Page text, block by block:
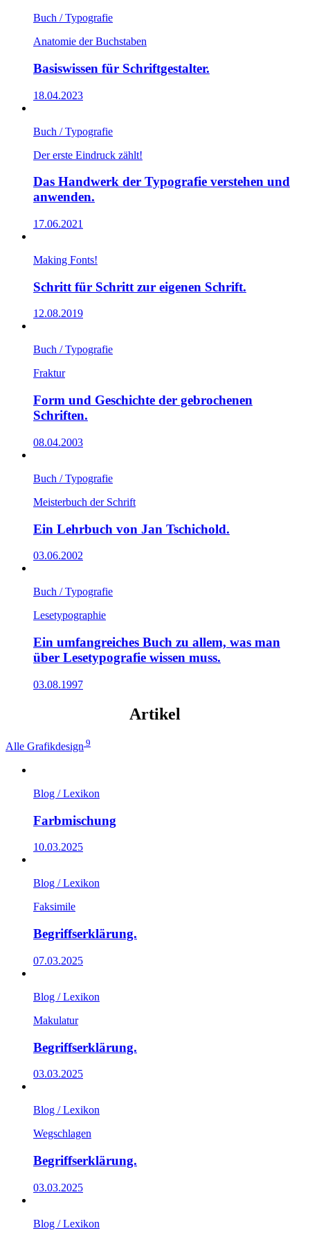
Buch / Typografie
Anatomie der Buchstaben
Basiswissen für Schriftgestalter.
18.04.2023
Buch / Typografie
Der erste Eindruck zählt!
Das Handwerk der Typografie verstehen und
anwenden.
17.06.2021
Making Fonts!
Schritt für Schritt zur eigenen Schrift.
12.08.2019
Buch / Typografie
Fraktur
Form und Geschichte der gebrochenen
Schriften.
08.04.2003
Buch / Typografie
Meisterbuch der Schrift
Ein Lehrbuch von Jan Tschichold.
03.06.2002
Buch / Typografie
Lesetypographie
Ein umfangreiches Buch zu allem, was man
über Lesetypografie wissen muss.
03.08.1997
Artikel
Alle Grafikdesign 9
Blog / Lexikon
Farbmischung
10.03.2025
Blog / Lexikon
Faksimile
Begriffserklärung.
07.03.2025
Blog / Lexikon
Makulatur
Begriffserklärung.
03.03.2025
Blog / Lexikon
Wegschlagen
Begriffserklärung.
03.03.2025
Blog / Lexikon